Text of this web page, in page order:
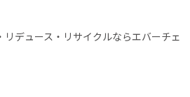
リデュース・リサイクルならエバーチェ